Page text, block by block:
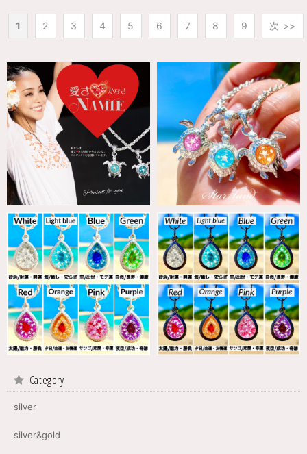
1 2 3 4 5 6 7 8 9 次 >>
Category
silver
silver&gold